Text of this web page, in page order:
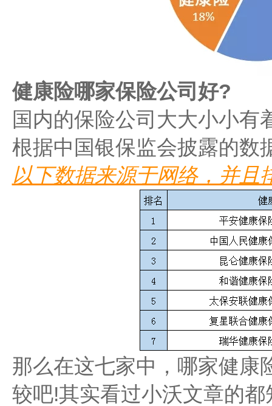
健康险哪家保险公司好?
国内的保险公司大大小小有
根据中国银保监会披露的数
以下数据来源于网络，并且
那么在这七家中，哪家健康
较吧!其实看过小沃文章的